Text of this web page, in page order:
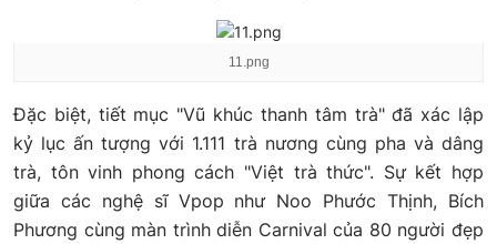
11.png
Đặc biệt, tiết mục "Vũ khúc thanh tâm trà" đã xác lập
kỷ lục ấn tượng với 1.111 trà nương cùng pha và dâng
trà, tôn vinh phong cách "Việt trà thức". Sự kết hợp
giữa các nghệ sĩ Vpop như Noo Phước Thịnh, Bích
Phương cùng màn trình diễn Carnival của 80 người đẹp